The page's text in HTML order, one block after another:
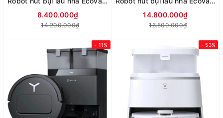
8.400.000₫
14.200.000₫
14.800.000₫
16.500.000₫
- 11% - 53%